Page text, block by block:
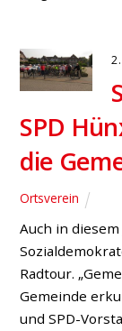
SPD
die
Ortsverein
Auch in
Radtour.
Gemeinde
und SPD-